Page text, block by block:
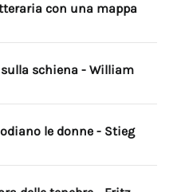
con una mappa
schiena - William
le donne - Stieg